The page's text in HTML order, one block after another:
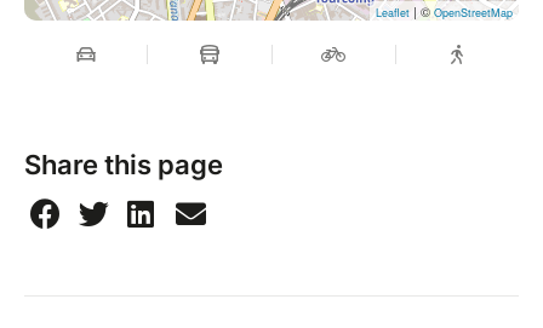
Leaflet | © OpenStreetMap
Share this page